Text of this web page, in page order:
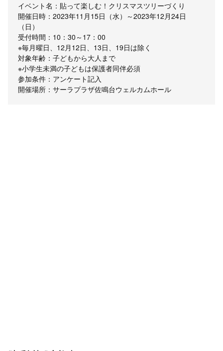
イベント名：貼って楽しむ！クリスマスツリーづくり
開催日時：2023年11月15日（水）～2023年12月24日
（日）
受付時間：10：30～17：00
※毎月曜日、12月12日、13日、19日は除く
対象年齢：子どもから大人まで
※小学生未満の子どもは保護者同伴必須
参加条件：アンケート記入
開催場所：サーラプラザ佐鳴台ウェルカムホール